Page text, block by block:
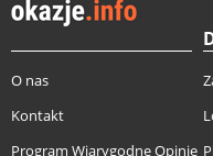
O nas
Kontakt
Program Wiarygodne Opinie